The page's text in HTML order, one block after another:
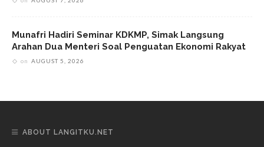
Munafri Hadiri Seminar KDKMP, Simak Langsung
Arahan Dua Menteri Soal Penguatan Ekonomi Rakyat
on AUGUST 5, 2026
ABOUT LANGITKU.NET